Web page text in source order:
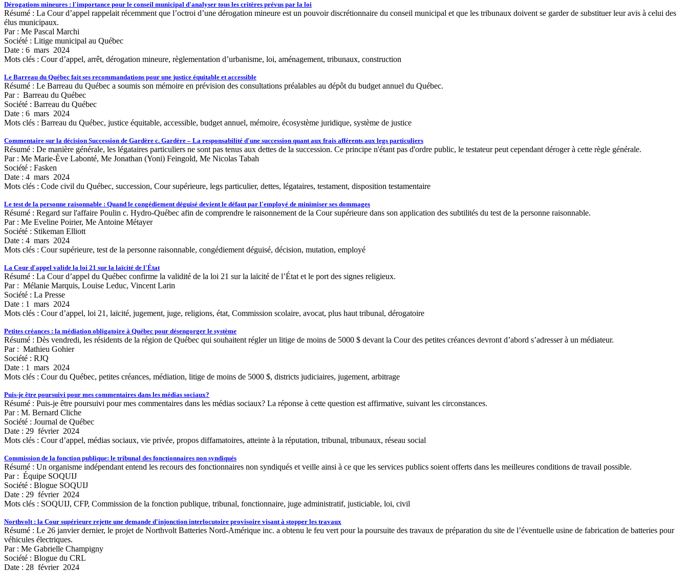
Dérogations mineures : l'importance pour le conseil municipal d'analyser tous les critères prévus par la loi
Résumé : La Cour d’appel rappelait récemment que l’octroi d’une dérogation mineure est un pouvoir discrétionnaire du conseil municipal et que les tribunaux doivent se garder de substituer leur avis à celui des
élus municipaux.
Par : Me Pascal Marchi
Société : Litige municipal au Québec
Date : 6 mars 2024
Mots clés : Cour d’appel, arrêt, dérogation mineure, règlementation d’urbanisme, loi, aménagement, tribunaux, construction
Le Barreau du Québec fait ses recommandations pour une justice équitable et accessible
Résumé : Le Barreau du Québec a soumis son mémoire en prévision des consultations préalables au dépôt du budget annuel du Québec.
Par : Barreau du Québec
Société : Barreau du Québec
Date : 6 mars 2024
Mots clés : Barreau du Québec, justice équitable, accessible, budget annuel, mémoire, écosystème juridique, système de justice
Commentaire sur la décision Succession de Gardère c. Gardère – La responsabilité d'une succession quant aux frais afférents aux legs particuliers
Résumé : De manière générale, les légataires particuliers ne sont pas tenus aux dettes de la succession. Ce principe n'étant pas d'ordre public, le testateur peut cependant déroger à cette règle générale.
Par : Me Marie-Ève Labonté, Me Jonathan (Yoni) Feingold, Me Nicolas Tabah
Société : Fasken
Date : 4 mars 2024
Mots clés : Code civil du Québec, succession, Cour supérieure, legs particulier, dettes, légataires, testament, disposition testamentaire
Le test de la personne raisonnable : Quand le congédiement déguisé devient le défaut par l'employé de minimiser ses dommages
Résumé : Regard sur l'affaire Poulin c. Hydro-Québec afin de comprendre le raisonnement de la Cour supérieure dans son application des subtilités du test de la personne raisonnable.
Par : Me Eveline Poirier, Me Antoine Métayer
Société : Stikeman Elliott
Date : 4 mars 2024
Mots clés : Cour supérieure, test de la personne raisonnable, congédiement déguisé, décision, mutation, employé
La Cour d'appel valide la loi 21 sur la laïcité de l'État
Résumé : La Cour d’appel du Québec confirme la validité de la loi 21 sur la laïcité de l’État et le port des signes religieux.
Par : Mélanie Marquis, Louise Leduc, Vincent Larin
Société : La Presse
Date : 1 mars 2024
Mots clés : Cour d’appel, loi 21, laïcité, jugement, juge, religions, état, Commission scolaire, avocat, plus haut tribunal, dérogatoire
Petites créances : la médiation obligatoire à Québec pour désengorger le système
Résumé : Dès vendredi, les résidents de la région de Québec qui souhaitent régler un litige de moins de 5000 $ devant la Cour des petites créances devront d’abord s’adresser à un médiateur.
Par : Mathieu Gohier
Société : RJQ
Date : 1 mars 2024
Mots clés : Cour du Québec, petites créances, médiation, litige de moins de 5000 $, districts judiciaires, jugement, arbitrage
Puis-je être poursuivi pour mes commentaires dans les médias sociaux?
Résumé : Puis-je être poursuivi pour mes commentaires dans les médias sociaux? La réponse à cette question est affirmative, suivant les circonstances.
Par : M. Bernard Cliche
Société : Journal de Québec
Date : 29 février 2024
Mots clés : Cour d’appel, médias sociaux, vie privée, propos diffamatoires, atteinte à la réputation, tribunal, tribunaux, réseau social
Commission de la fonction publique: le tribunal des fonctionnaires non syndiqués
Résumé : Un organisme indépendant entend les recours des fonctionnaires non syndiqués et veille ainsi à ce que les services publics soient offerts dans les meilleures conditions de travail possible.
Par : Équipe SOQUIJ
Société : Blogue SOQUIJ
Date : 29 février 2024
Mots clés : SOQUIJ, CFP, Commission de la fonction publique, tribunal, fonctionnaire, juge administratif, justiciable, loi, civil
Northvolt : la Cour supérieure rejette une demande d'injonction interlocutoire provisoire visant à stopper les travaux
Résumé : Le 26 janvier dernier, le projet de Northvolt Batteries Nord-Amérique inc. a obtenu le feu vert pour la poursuite des travaux de préparation du site de l’éventuelle usine de fabrication de batteries pour
véhicules électriques.
Par : Me Gabrielle Champigny
Société : Blogue du CRL
Date : 28 février 2024